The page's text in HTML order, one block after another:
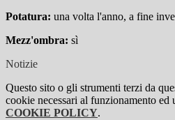
Potatura: una volta l'anno, a fine
Mezz'ombra: sì
Notizie
Questo sito o gli strumenti terzi da
cookie necessari al funzionamento
COOKIE POLICY.